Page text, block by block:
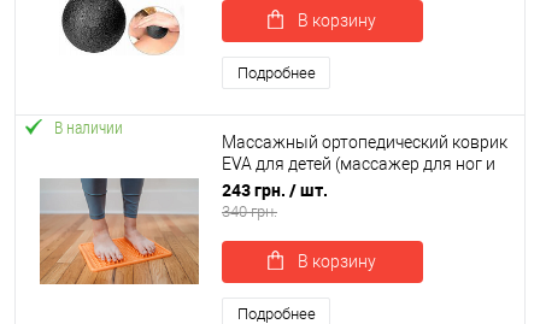
В корзину
Подробнее
В наличии
Массажный ортопедический коврик
EVA для детей (массажер для ног и
стоп) 35x27см OSPORT (MS 4207)
243 грн. / шт.
340 грн.
В корзину
Подробнее